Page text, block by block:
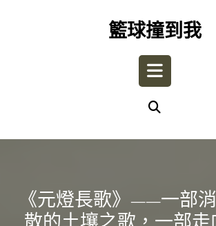
籃球撞到我
Open
《元燈長歌》——一部